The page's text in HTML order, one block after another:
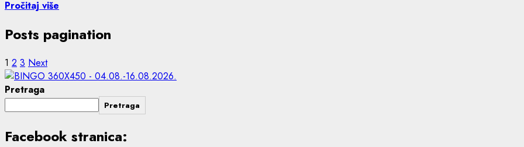
Pročitaj više
Posts pagination
1 2 3 Next
Pretraga
Pretraga
Facebook stranica: